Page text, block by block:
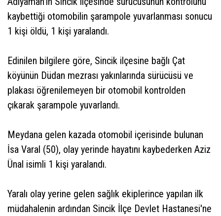
kaybettiği otomobilin şarampole yuvarlanması sonucu
1 kişi öldü, 1 kişi yaralandı.
Edinilen bilgilere göre, Sincik ilçesine bağlı Çat
köyünün Düdan mezrası yakınlarında sürücüsü ve
plakası öğrenilemeyen bir otomobil kontrolden
çıkarak şarampole yuvarlandı.
Meydana gelen kazada otomobil içerisinde bulunan
İsa Varal (50), olay yerinde hayatını kaybederken Aziz
Ünal isimli 1 kişi yaralandı.
Yaralı olay yerine gelen sağlık ekiplerince yapılan ilk
müdahalenin ardından Sincik İlçe Devlet Hastanesi'ne